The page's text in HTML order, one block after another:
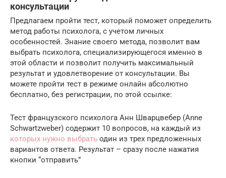
консультации
Предлагаем пройти тест, который поможет определить
метод работы психолога, с учетом личных
особенностей. Знание своего метода, позволит вам
выбрать психолога, специализирующегося именно в
этой области и позволит получить максимальный
результат и удовлетворение от консультации. Вы
можете пройти тест в режиме онлайн абсолютно
бесплатно, без регистрации, по этой ссылке:
Тест французского психолога Анн Шварцвебер (Anne
Schwartzweber) содержит 10 вопросов, на каждый из
которых нужно выбрать один из трех предложенных
вариантов ответа. Результат – сразу после нажатия
кнопки “отправить”